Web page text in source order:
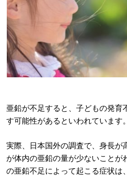
亜鉛が不足すると、子どもの発育
す可能性があるといわれています。
実際、日本国外の調査で、身長が
が体内の亜鉛の量が少ないことが
の亜鉛不足によって起こる症状は